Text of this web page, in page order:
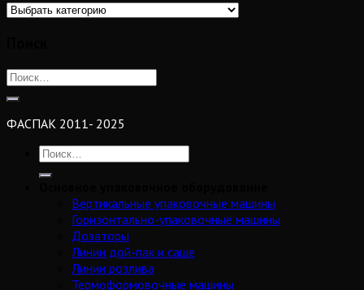
ФАСПАК 2011- 2025
Вертикальные упаковочные машины
Горизонтально-упаковочные машины
Дозаторы
Линии дой-пак и саше
Линии розлива
Термоформовочные машины